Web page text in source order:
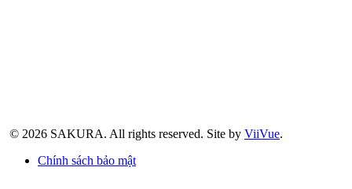
© 2026 SAKURA. All rights reserved. Site by ViiVue.
Chính sách bảo mật